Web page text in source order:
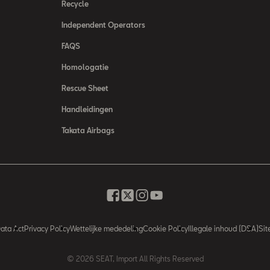
Recycle
Independent Operators
FAQS
Homologatie
Rescue Sheet
Handleidingen
Takata Airbags
ActPrivacy PolicyWettelijke mededelingCookie PolicyIllegale inhoud (DSA)
© 2026 SEAT, Import All Rights Reserved